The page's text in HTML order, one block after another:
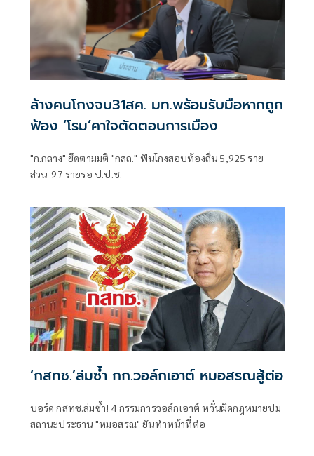
ล้างคนโกงจบ31สค. มท.พร้อมรับมือหากถูก
ฟ้อง ‘โรม’คาใจตัดตอนการเมือง
"ก.กลาง" ยึดตามมติ "กสถ." ฟันโกงสอบท้องถิ่น 5,925 ราย
ส่วน 97 รายรอ ป.ป.ช.
‘กสทช.’ล่มซํ้า กก.วอล์กเอาต์ หมอสรณสู้ต่อ
บอร์ด กสทช.ล่มซ้ำ! 4 กรรมการวอล์กเอาต์ หวั่นผิดกฎหมายปม
สถานะประธาน "หมอสรณ" ยันทำหน้าที่ต่อ